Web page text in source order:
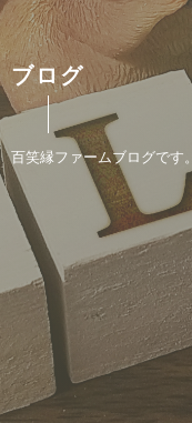
ブログ
百笑縁ファームブログです。